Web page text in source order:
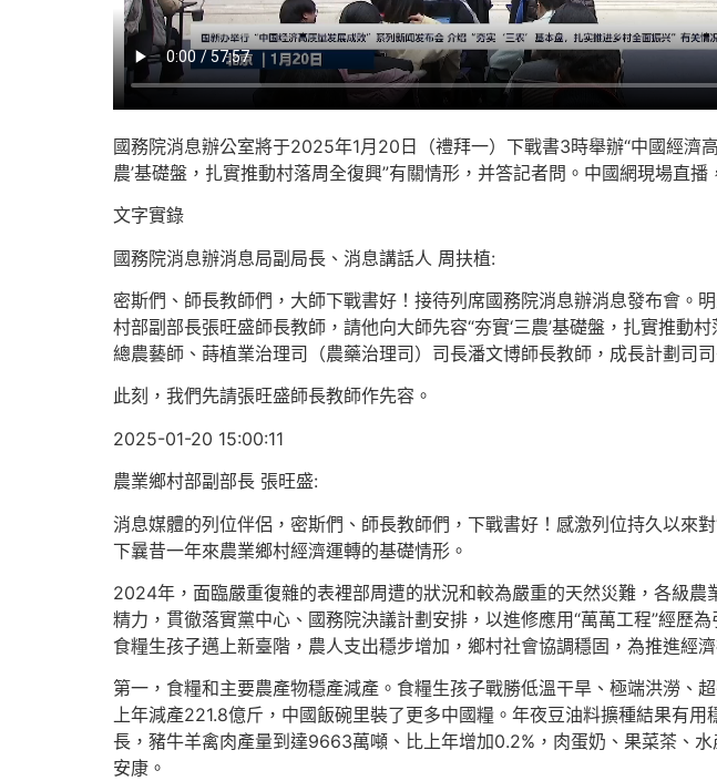
國務院消息辦公室將于2025年1月20日（禮拜一）下戰書3時舉辦“中國經濟
農’基礎盤，扎實推動村落周全復興”有關情形，并答記者問。中國網現場直播
文字實錄
國務院消息辦消息局副局長、消息講話人 周扶植:
密斯們、師長教師們，大師下戰書好！接待列席國務院消息辦消息發布會。
村部副部長張旺盛師長教師，請他向大師先容“夯實‘三農’基礎盤，扎實推
總農藝師、蒔植業治理司（農藥治理司）司長潘文博師長教師，成長計劃司
此刻，我們先請張旺盛師長教師作先容。
2025-01-20 15:00:11
農業鄉村部副部長 張旺盛:
消息媒體的列位伴侶，密斯們、師長教師們，下戰書好！感激列位持久以來
下曩昔一年來農業鄉村經濟運轉的基礎情形。
2024年，面臨嚴重復雜的表裡部周遭的狀況和較為嚴重的天然災難，各級
精力，貫徹落實黨中心、國務院決議計劃安排，以進修應用“萬萬工程”經歷
食糧生孩子邁上新臺階，農人支出穩步增加，鄉村社會協調穩固，為推進經
第一，食糧和主要農產物穩產減產。食糧生孩子戰勝低溫干旱、極端洪澇、
上年減產221.8億斤，中國飯碗里裝了更多中國糧。年夜豆油料擴種結果有
長，豬牛羊禽肉產量到達9663萬噸、比上年增加0.2%，肉蛋奶、果菜茶、
安康。